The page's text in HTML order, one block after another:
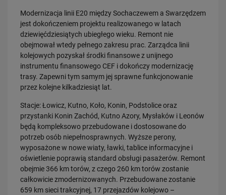
Modernizacja linii E20 między Sochaczewem a Swarzędzem
jest dokończeniem projektu realizowanego w latach
dziewięćdziesiątych ubiegłego wieku. Remont nie
obejmował wtedy pełnego zakresu prac. Zarządca linii
kolejowych pozyskał środki finansowe z unijnego
instrumentu finansowego CEF i dokończy modernizację
trasy. Zapewni tym samym jej sprawne funkcjonowanie
przez kolejne kilkadziesiąt lat.
Stacje: Łowicz, Kutno, Koło, Konin, Podstolice oraz
przystanki Konin Zachód, Kutno Azory, Mysłaków i Leonów
będą kompleksowo przebudowane i dostosowane do
potrzeb osób niepełnosprawnych. Wyższe perony,
wyposażone w nowe wiaty, ławki, tablice informacyjne i
oświetlenie poprawią standard obsługi pasażerów. Remont
obejmie 366 km torów, z czego 260 km torów zostanie
całkowicie zmodernizowanych. Przebudowane zostanie
659 km sieci trakcyjnej, 17 przejazdów kolejowo –
30.07.2026
Nowy wiadukt w Żorach otwarty. Bezpieczniejsze przejazdy,
sprawniejsza…
PRZECZYTAJ
28.07.2026
Bydgoszcz Fordon po zmianach. Nowe perony, większa
przepustowość i kolejny…